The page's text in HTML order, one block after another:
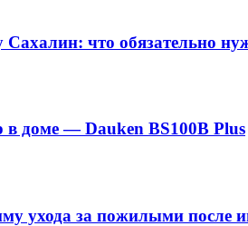
Сахалин: что обязательно
доме — Dauken BS100B Plus
ухода за пожилыми после